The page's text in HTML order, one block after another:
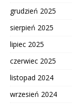
grudzień 2025
sierpień 2025
lipiec 2025
czerwiec 2025
listopad 2024
wrzesień 2024